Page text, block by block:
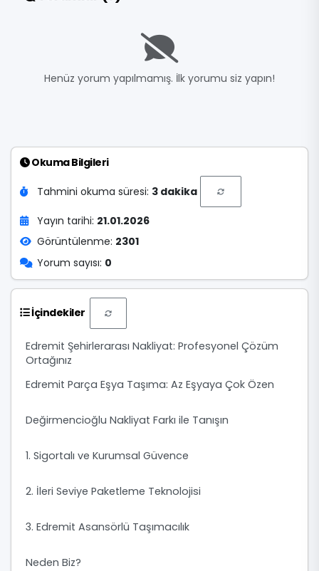
Okuma Bilgileri
Tahmini okuma süresi: 3 dakika
Yayın tarihi: 21.01.2026
Görüntülenme: 2301
Yorum sayısı: 0
İçindekiler
Edremit Şehirlerarası Nakliyat: Profesyonel Çözüm
Ortağınız
Edremit Parça Eşya Taşıma: Az Eşyaya Çok Özen
Değirmencioğlu Nakliyat Farkı ile Tanışın
1. Sigortalı ve Kurumsal Güvence
2. İleri Seviye Paketleme Teknolojisi
3. Edremit Asansörlü Taşımacılık
Neden Biz?
Henüz yorum yapılmamış. İlk yorumu siz yapın!